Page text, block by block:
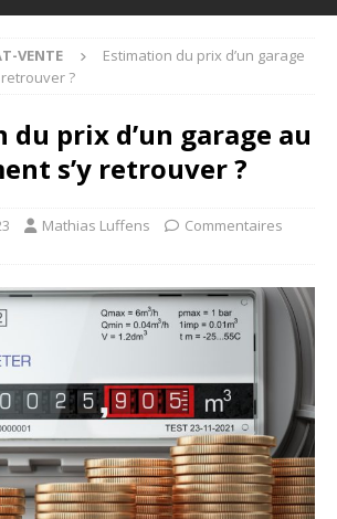
VENTE
Estimation du prix d’un garage
retrouver ?
du prix d’un garage au
s’y retrouver ?
Mathias Luffens
Commentaires